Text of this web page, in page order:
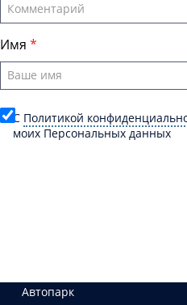
Имя
C Политикой
моих Персональных данных
Автопарк